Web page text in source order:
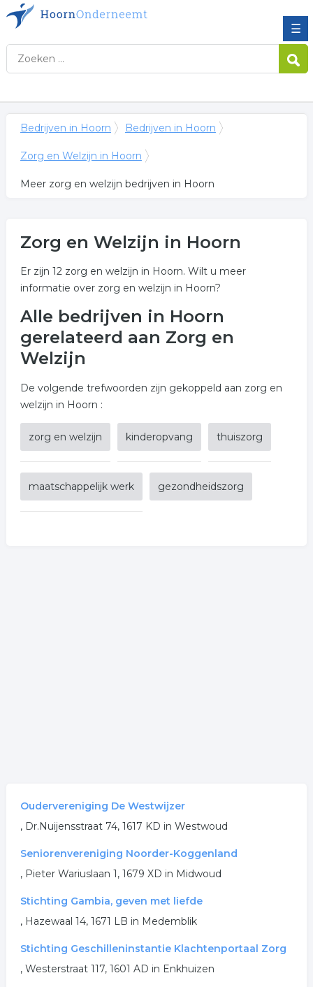
☰
Bedrijven in Hoorn Bedrijven in Hoorn
Zorg en Welzijn in Hoorn
Meer zorg en welzijn bedrijven in Hoorn
Zorg en Welzijn in Hoorn
Er zijn 12 zorg en welzijn in Hoorn. Wilt u meer
informatie over zorg en welzijn in Hoorn?
Alle bedrijven in Hoorn
gerelateerd aan Zorg en
Welzijn
De volgende trefwoorden zijn gekoppeld aan zorg en
welzijn in Hoorn :
zorg en welzijn kinderopvang thuiszorg
maatschappelijk werk gezondheidszorg
Oudervereniging De Westwijzer
, Dr.Nuijensstraat 74, 1617 KD in Westwoud
Seniorenvereniging Noorder-Koggenland
, Pieter Wariuslaan 1, 1679 XD in Midwoud
Stichting Gambia, geven met liefde
, Hazewaal 14, 1671 LB in Medemblik
Stichting Geschilleninstantie Klachtenportaal Zorg
, Westerstraat 117, 1601 AD in Enkhuizen